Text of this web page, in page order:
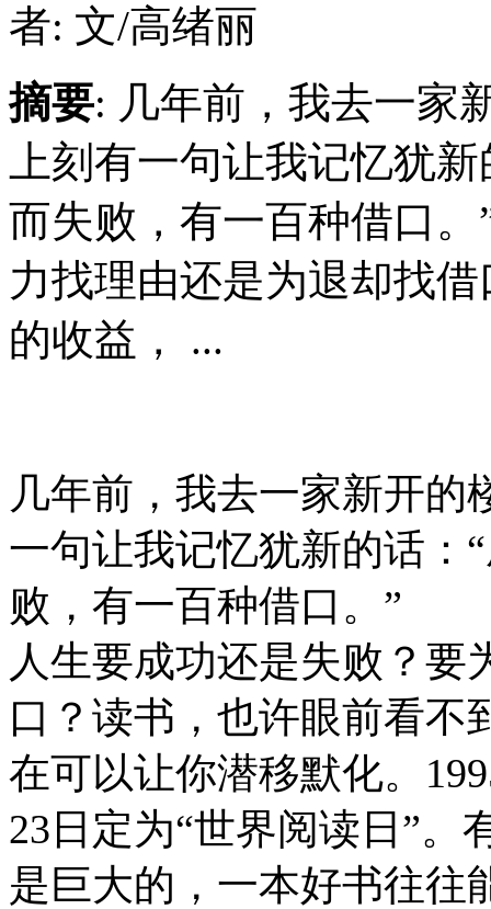
者: 文/高绪丽
摘要: 几年前，我去一家
上刻有一句让我记忆犹
而失败，有一百种借口
力找理由还是为退却找
的收益， ...
几年前，我去一家新开的
一句让我记忆犹新的话：
败，有一百种借口。”
人生要成功还是失败？要
口？读书，也许眼前看不
在可以让你潜移默化。
23日定为“世界阅读日”。
是巨大的，一本好书往往